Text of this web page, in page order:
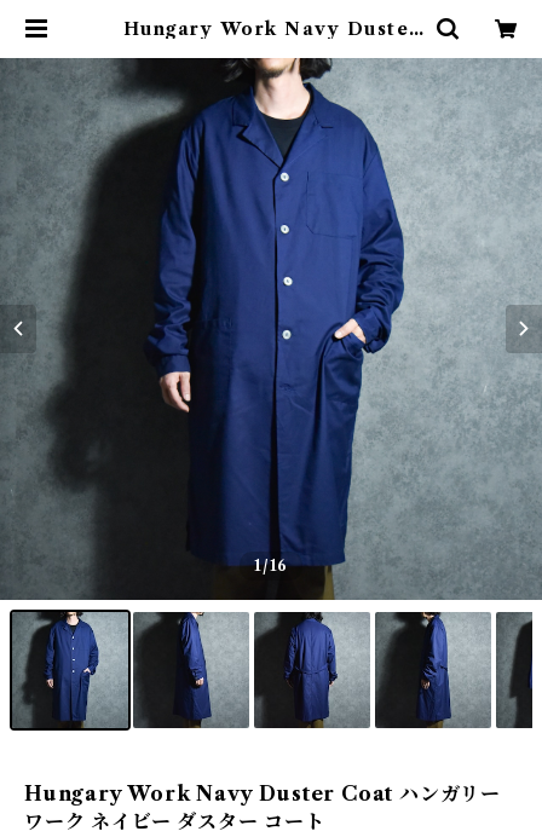
Hungary Work Navy Duster
ダスター コート | mark & collar
s (マークアンドカラーズ)
1/16
Hungary Work Navy Duster Coat ハンガリー
ワーク ネイビー ダスター コート